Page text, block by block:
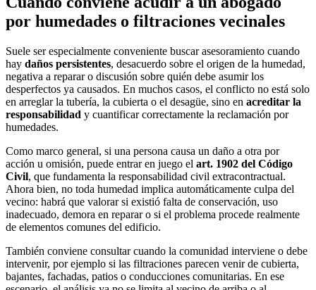
por humedades o filtraciones vecinales
Suele ser especialmente conveniente buscar asesoramiento cuando
hay daños persistentes, desacuerdo sobre el origen de la humedad,
negativa a reparar o discusión sobre quién debe asumir los
desperfectos ya causados. En muchos casos, el conflicto no está solo
en arreglar la tubería, la cubierta o el desagüe, sino en acreditar la
responsabilidad y cuantificar correctamente la reclamación por
humedades.
Como marco general, si una persona causa un daño a otra por
acción u omisión, puede entrar en juego el art. 1902 del Código
Civil, que fundamenta la responsabilidad civil extracontractual.
Ahora bien, no toda humedad implica automáticamente culpa del
vecino: habrá que valorar si existió falta de conservación, uso
inadecuado, demora en reparar o si el problema procede realmente
de elementos comunes del edificio.
También conviene consultar cuando la comunidad interviene o debe
intervenir, por ejemplo si las filtraciones parecen venir de cubierta,
bajantes, fachadas, patios o conducciones comunitarias. En ese